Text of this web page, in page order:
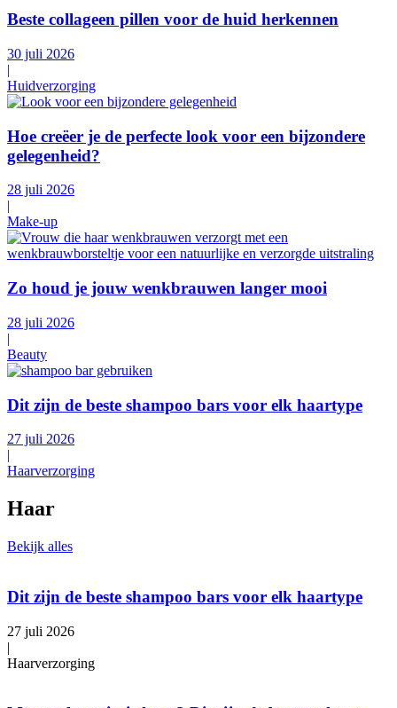
Beste collageen pillen voor de huid herkennen
30 juli 2026
|
Huidverzorging
Hoe creëer je de perfecte look voor een bijzondere
gelegenheid?
28 juli 2026
|
Make-up
Zo houd je jouw wenkbrauwen langer mooi
28 juli 2026
|
Beauty
Dit zijn de beste shampoo bars voor elk haartype
27 juli 2026
|
Haarverzorging
Haar
Bekijk alles
Dit zijn de beste shampoo bars voor elk haartype
27 juli 2026
|
Haarverzorging